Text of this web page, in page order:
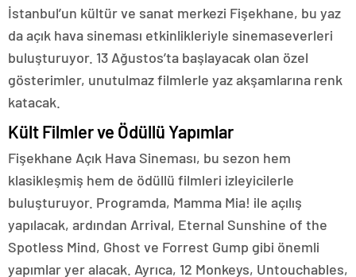
İstanbul’un kültür ve sanat merkezi Fişekhane, bu yaz
da açık hava sineması etkinlikleriyle sinemaseverleri
buluşturuyor. 13 Ağustos’ta başlayacak olan özel
gösterimler, unutulmaz filmlerle yaz akşamlarına renk
katacak.
Kült Filmler ve Ödüllü Yapımlar
Fişekhane Açık Hava Sineması, bu sezon hem
klasikleşmiş hem de ödüllü filmleri izleyicilerle
buluşturuyor. Programda, Mamma Mia! ile açılış
yapılacak, ardından Arrival, Eternal Sunshine of the
Spotless Mind, Ghost ve Forrest Gump gibi önemli
yapımlar yer alacak. Ayrıca, 12 Monkeys, Untouchables,